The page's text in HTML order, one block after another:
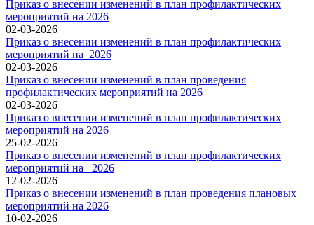
Приказ о внесении изменений в план профилактических
мероприятий на 2026
02-03-2026
Приказ о внесении изменений в план профилактических
мероприятий на_2026
02-03-2026
Приказ о внесении изменений в план проведения
профилактических мероприятий на 2026
02-03-2026
Приказ о внесении изменений в план профилактических
мероприятий на 2026
25-02-2026
Приказ о внесении изменений в план профилактических
мероприятий на _2026
12-02-2026
Приказ о внесении изменений в план проведения плановых
мероприятий на 2026
10-02-2026